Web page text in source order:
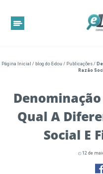
Página Inicial / blog do E-dou / Publicações /
Razão
Denominação
Qual A
Social E
12 de